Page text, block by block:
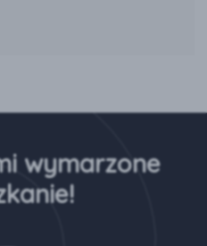
wymarzone